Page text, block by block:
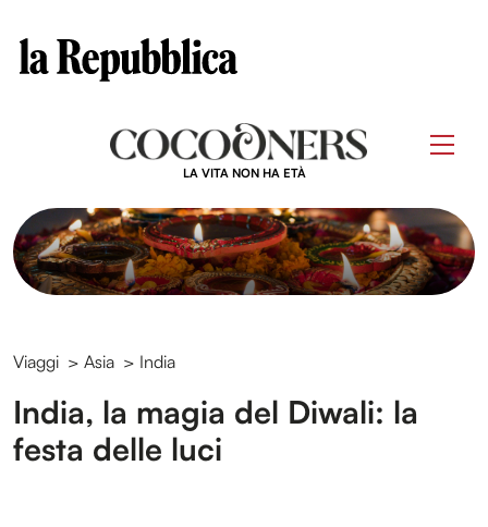
LA VITA NON HA ETÀ
Viaggi > Asia > India
India, la magia del Diwali: la
festa delle luci